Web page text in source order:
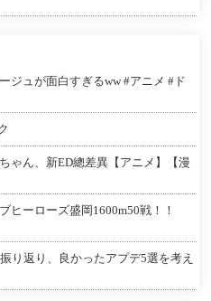
ジュが面白すぎるww #アニメ #ド
ゃん、新ED總差異【アニメ】【漫
ヒーローズ盛岡1600m50戦！！
り返り、良かったアプデ5選を考え